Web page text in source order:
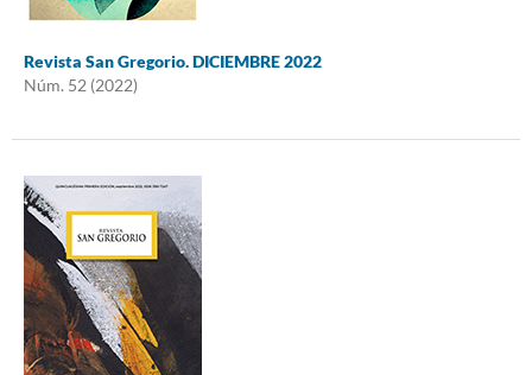
Revista San Gregorio. DICIEMBRE 2022
Núm. 52 (2022)